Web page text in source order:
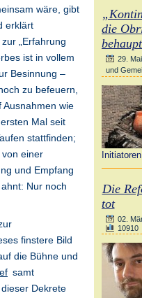
wäre, gibt
erklärt
„Erfahrung
ist in vollem
Besinnung –
zu befeuern,
Ausnahmen wie
Mal seit
stattfinden;
von einer
und Empfang
Nur noch
finstere Bild
die Bühne und
samt
Dekrete
die
29.
und
Die
tot
02.
10910